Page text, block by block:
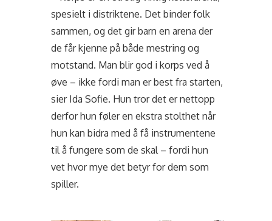
spesielt i distriktene. Det binder folk
sammen, og det gir barn en arena der
de får kjenne på både mestring og
motstand. Man blir god i korps ved å
øve – ikke fordi man er best fra starten,
sier Ida Sofie. Hun tror det er nettopp
derfor hun føler en ekstra stolthet når
hun kan bidra med å få instrumentene
til å fungere som de skal – fordi hun
vet hvor mye det betyr for dem som
spiller.